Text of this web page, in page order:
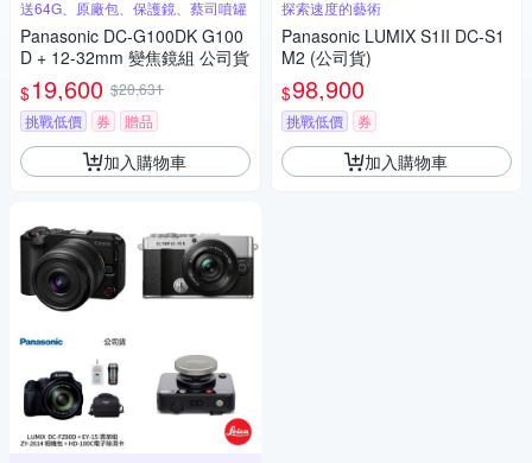
送64G、原廠包、保護鏡、蔡司噴罐
Panasonic DC-G100DK G100
D + 12-32mm 變焦鏡組 公司貨
$19,600 $20,631
挑戰低價
券 贈品
加入購物車
探索速度的藝術
Panasonic LUMIX S1II DC-S1
M2 (公司貨)
$98,900
挑戰低價 券
加入購物車